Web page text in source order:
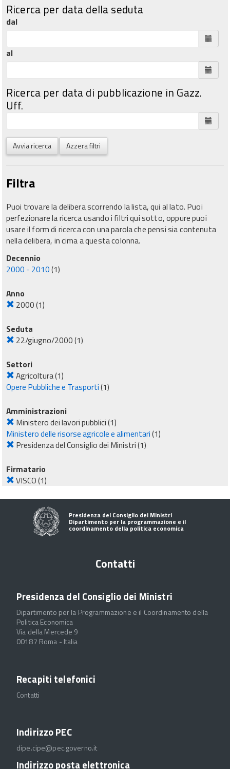
Ricerca per data della seduta
dal
al
Ricerca per data di pubblicazione in Gazz.
Uff.
Avvia ricerca Azzera filtri
Filtra
Puoi trovare la delibera scorrendo la lista, qui al lato. Puoi
perfezionare la ricerca usando i filtri qui sotto, oppure puoi
usare il form di ricerca con una parola che pensi sia contenuta
nella delibera, in cima a questa colonna.
Decennio
2000 - 2010(1)
Anno
2000(1)
Seduta
22/giugno/2000(1)
Settori
Agricoltura(1)
Opere Pubbliche e Trasporti(1)
Amministrazioni
Ministero dei lavori pubblici(1)
Ministero delle risorse agricole e alimentari(1)
Presidenza del Consiglio dei Ministri(1)
Firmatario
VISCO(1)
Presidenza del Consiglio dei Ministri
Dipartimento per la programmazione e il
coordinamento della politica economica
Contatti
Presidenza del Consiglio dei Ministri
Dipartimento per la Programmazione e il Coordinamento della
Politica Economica
Via della Mercede 9
00187 Roma - Italia
Recapiti telefonici
Contatti
Indirizzo PEC
dipe.cipe@pec.governo.it
Indirizzo posta elettronica